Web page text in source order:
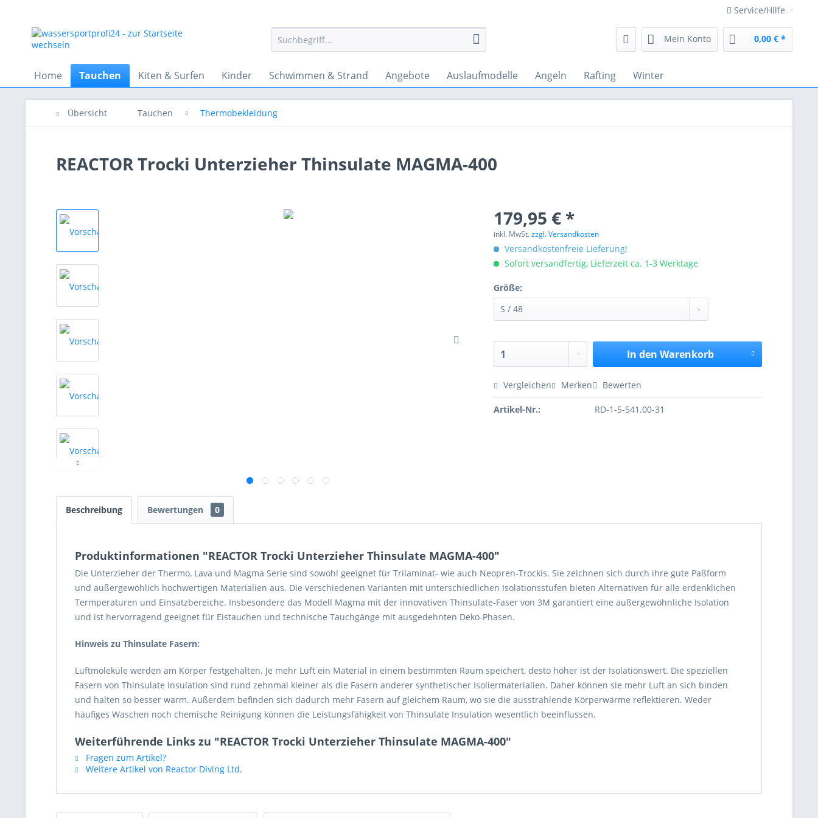
Service/Hilfe
Mein Konto 0,00 € *
Home Tauchen Kiten & Surfen Kinder Schwimmen & Strand Angebote Auslaufmodelle Angeln Rafting Winter
Übersicht Tauchen Thermobekleidung
REACTOR Trocki Unterzieher Thinsulate MAGMA-400
179,95 € *
inkl. MwSt.zzgl. Versandkosten
Versandkostenfreie Lieferung!
Sofort versandfertig, Lieferzeit ca. 1-3 Werktage
Größe:
In den Warenkorb
Vergleichen Merken Bewerten
Artikel-Nr.: RD-1-5-541.00-31
Beschreibung Bewertungen 0
Produktinformationen "REACTOR Trocki Unterzieher Thinsulate MAGMA-400"
Die Unterzieher der Thermo, Lava und Magma Serie sind sowohl geeignet für Trilaminat- wie auch Neopren-Trockis. Sie zeichnen sich durch ihre gute Paßform
und außergewöhlich hochwertigen Materialien aus. Die verschiedenen Varianten mit unterschiedlichen Isolationsstufen bieten Alternativen für alle erdenklichen
Termperaturen und Einsatzbereiche. Insbesondere das Modell Magma mit der innovativen Thinsulate-Faser von 3M garantiert eine außergewöhnliche Isolation
und ist hervorragend geeignet für Eistauchen und technische Tauchgänge mit ausgedehnten Deko-Phasen.
Hinweis zu Thinsulate Fasern:
Luftmoleküle werden am Körper festgehalten. Je mehr Luft ein Material in einem bestimmten Raum speichert, desto höher ist der Isolationswert. Die speziellen
Fasern von Thinsulate Insulation sind rund zehnmal kleiner als die Fasern anderer synthetischer Isoliermaterialien. Daher können sie mehr Luft an sich binden
und halten so besser warm. Außerdem befinden sich dadurch mehr Fasern auf gleichem Raum, wo sie die ausstrahlende Körperwärme reflektieren. Weder
häufiges Waschen noch chemische Reinigung können die Leistungsfähigkeit von Thinsulate Insulation wesentlich beeinflussen.
Weiterführende Links zu "REACTOR Trocki Unterzieher Thinsulate MAGMA-400"
Fragen zum Artikel?
Weitere Artikel von Reactor Diving Ltd.